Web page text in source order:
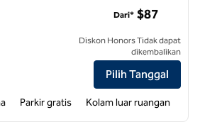
Inn Raleigh-Capital Blvd. Utara
Dari* $87
Diskon Honors Tidak dapat
dikembalikan
Pilih Tanggal
Parkir gratis Kolam luar ruangan